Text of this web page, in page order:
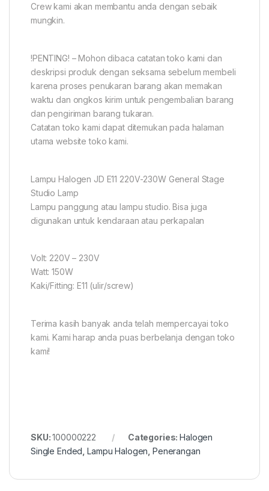
Crew kami akan membantu anda dengan sebaik
mungkin.
!PENTING! – Mohon dibaca catatan toko kami dan
deskripsi produk dengan seksama sebelum membeli
karena proses penukaran barang akan memakan
waktu dan ongkos kirim untuk pengembalian barang
dan pengiriman barang tukaran.
Catatan toko kami dapat ditemukan pada halaman
utama website toko kami.
Lampu Halogen JD E11 220V-230W General Stage
Studio Lamp
Lampu panggung atau lampu studio. Bisa juga
digunakan untuk kendaraan atau perkapalan
Volt: 220V – 230V
Watt: 150W
Kaki/Fitting: E11 (ulir/screw)
Terima kasih banyak anda telah mempercayai toko
kami. Kami harap anda puas berbelanja dengan toko
kami!
SKU:100000222 Categories: Halogen
Single Ended, Lampu Halogen, Penerangan